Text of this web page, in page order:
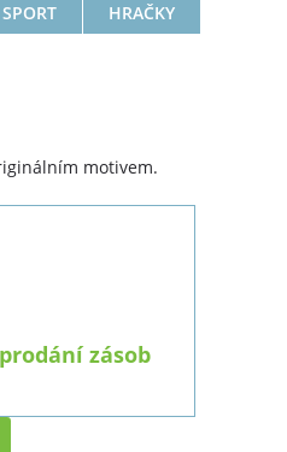
SPORT HRAČKY
motivem.
zásob